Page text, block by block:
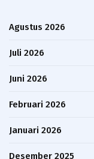
Agustus 2026
Juli 2026
Juni 2026
Februari 2026
Januari 2026
Desember 2025